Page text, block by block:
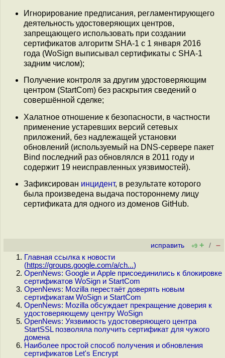
Игнорирование предписания, регламентирующего
деятельность удостоверяющих центров,
запрещающего использовать при создании
сертификатов алгоритм SHA-1 с 1 января 2016
года (WoSign выписывал сертификаты с SHA-1
задним числом);
Получение контроля за другим удостоверяющим
центром (StartCom) без раскрытия сведений о
совершённой сделке;
Халатное отношение к безопасности, в частности
применение устаревших версий сетевых
приложений, без надлежащей установки
обновлений (используемый на DNS-сервере пакет
Bind последний раз обновлялся в 2011 году и
содержит 19 неисправленных уязвимостей).
Зафиксирован инцидент, в результате которого
была произведена выдача постороннему лицу
сертификата для одного из доменов GitHub.
исправить +9 + / –
Главная ссылка к новости
(https://groups.google.com/a/ch...)
OpenNews: Google и Apple присоединились к блокировке
сертификатов WoSign и StartCom
OpenNews: Mozilla перестаёт доверять новым
сертификатам WoSign и StartCom
OpenNews: Mozilla обсуждает прекращение доверия к
удостоверяющему центру WoSign
OpenNews: Уязвимость удостоверяющего центра
StartSSL позволяла получить сертификат для чужого
домена
Наиболее простой способ получения и обновления
сертификатов Let's Encrypt